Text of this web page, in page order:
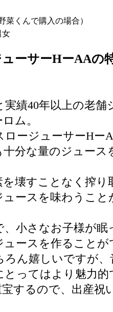
菜くんで購入の場合）
女
ーサーHーAAの
績40年以上の老舗
ム。
ージューサーHー
分な量のジュース
を壊すことなく搾
ースを味わうこ
小さなお子様が眠
ースを作ることが
ろん嬉しいですが
ってはより魅力的
するので、出産祝